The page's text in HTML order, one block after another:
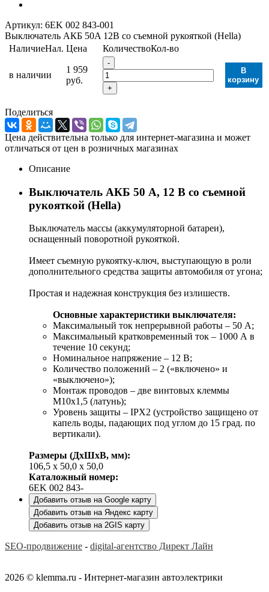
Артикул: 6EK 002 843-001
Выключатель АКБ 50A 12В со съемной рукояткой (Hella)
НаличиеНал. Цена КоличествоКол-во
в наличии
1 959
руб.
-
+
В
корзину
Поделиться
Цена действительна только для интернет-магазина и может
отличаться от цен в розничных магазинах
Описание
Выключатель АКБ 50 A, 12 В со съемной
рукояткой (Hella)
Выключатель массы (аккумуляторной батареи),
оснащенный поворотной рукояткой.
Имеет съемную рукоятку-ключ, выступающую в роли
дополнительного средства защиты автомобиля от угона;
Простая и надежная конструкция без излишеств.
Основные характеристики выключателя:
Максимальный ток непрерывной работы – 50 А;
Максимальный кратковременный ток – 1000 А в
течение 10 секунд;
Номинальное напряжение – 12 В;
Количество положений – 2 («включено» и
«выключено»);
Монтаж проводов – две винтовых клеммы
M10х1,5 (латунь);
Уровень защиты – IPX2 (устройство защищено от
капель воды, падающих под углом до 15 град. по
вертикали).
Размеры (ДхШхВ, мм):
106,5 x 50,0 x 50,0
Каталожный номер:
6EK 002 843-
Добавить отзыв на Google карту
Добавить отзыв на Яндекс карту
Добавить отзыв на 2GIS карту
SEO-продвижение - digital-агентство Директ Лайн
2026 © klemma.ru - Интернет-магазин автоэлектрики